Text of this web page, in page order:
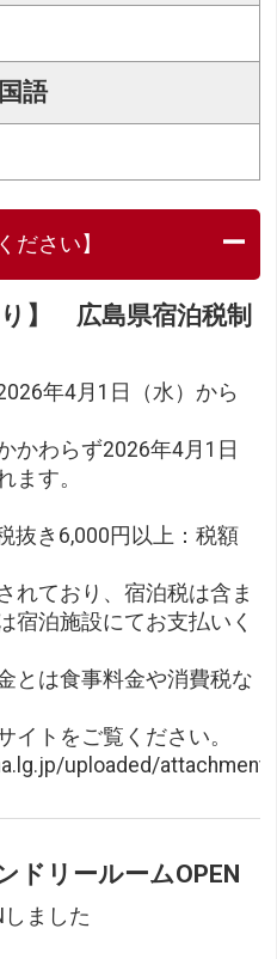
語
ださい】
り】 広島県宿泊税制
年4月1日（水）から
かわらず2026年4月1日
ます。
抜き6,000円以上：税額
れており、宿泊税は含ま
宿泊施設にてお支払いく
とは食事料金や消費税な
イトをご覧ください。
uploaded/
ドリールームOPEN
しました